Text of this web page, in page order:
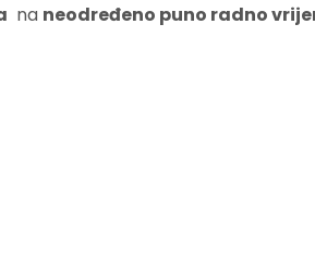
na neodređeno puno radno